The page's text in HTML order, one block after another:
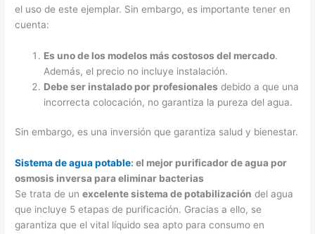
el uso de este ejemplar. Sin embargo, es importante tener en
cuenta:
Es uno de los modelos más costosos del mercado.
Además, el precio no incluye instalación.
Debe ser instalado por profesionales debido a que una
incorrecta colocación, no garantiza la pureza del agua.
Sin embargo, es una inversión que garantiza salud y bienestar.
Sistema de agua potable: el mejor purificador de agua por
osmosis inversa para eliminar bacterias
Se trata de unexcelente sistema de potabilización del agua
que incluye 5 etapas de purificación. Gracias a ello, se
garantiza que el vital líquido sea apto para consumo en